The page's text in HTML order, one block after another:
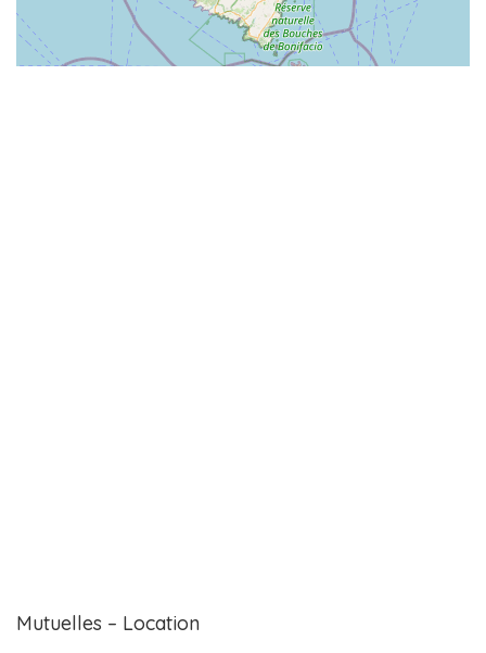
Mutuelles – Location